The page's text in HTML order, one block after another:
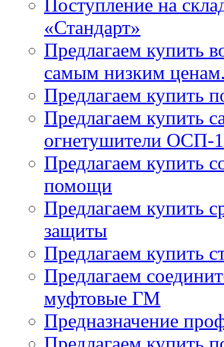
Поступление на
«Стандарт»
Предлагаем купить
самым низким
Предлагаем купить
Предлагаем купить
огнетушители
Предлагаем купить
помощи
Предлагаем купить
защиты
Предлагаем купить
Предлагаем
муфтовые ГМ
Предназначение